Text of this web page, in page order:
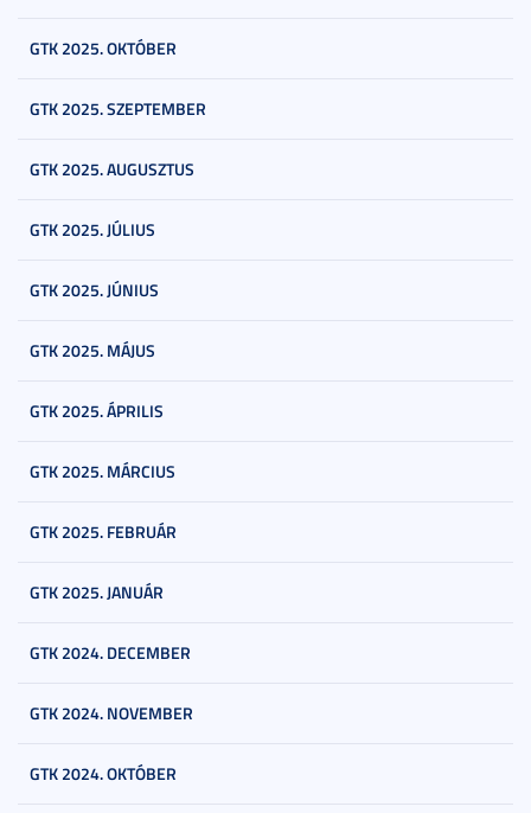
GTK 2025. OKTÓBER
GTK 2025. SZEPTEMBER
GTK 2025. AUGUSZTUS
GTK 2025. JÚLIUS
GTK 2025. JÚNIUS
GTK 2025. MÁJUS
GTK 2025. ÁPRILIS
GTK 2025. MÁRCIUS
GTK 2025. FEBRUÁR
GTK 2025. JANUÁR
GTK 2024. DECEMBER
GTK 2024. NOVEMBER
GTK 2024. OKTÓBER